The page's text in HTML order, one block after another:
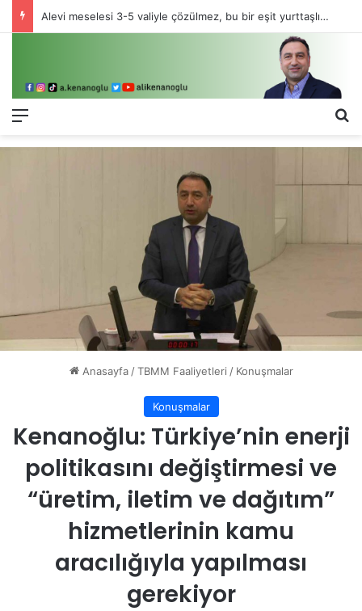
Alevi meselesi 3-5 valiyle çözülmez, bu bir eşit yurttaşlık sorunudur!
Menü
Anasayfa / TBMM Faaliyetleri / Konuşmalar
Konuşmalar
Kenanoğlu: Türkiye’nin enerji
politikasını değiştirmesi ve
“üretim, iletim ve dağıtım”
hizmetlerinin kamu
aracılığıyla yapılması
gerekiyor